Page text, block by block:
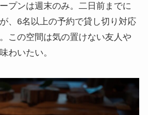
プンは週末のみ。二日前までに
、6名以上の予約で貸し切り対応
この空間は気の置けない友人や
わいたい。